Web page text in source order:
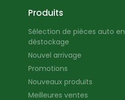
Produits
Sélection de pièces auto en
déstockage
Nouvel arrivage
Promotions
Nouveaux produits
Meilleures ventes